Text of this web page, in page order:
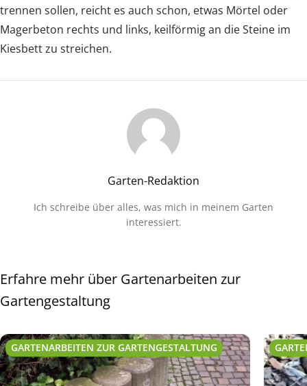
trennen sollen, reicht es auch schon, etwas Mörtel oder
Magerbeton rechts und links, keilförmig an die Steine im
Kiesbett zu streichen.
Garten-Redaktion
Ich schreibe über alles, was mich in meinem Garten
interessiert.
Erfahre mehr über Gartenarbeiten zur
Gartengestaltung
GARTENARBEITEN ZUR GARTENGESTALTUNG